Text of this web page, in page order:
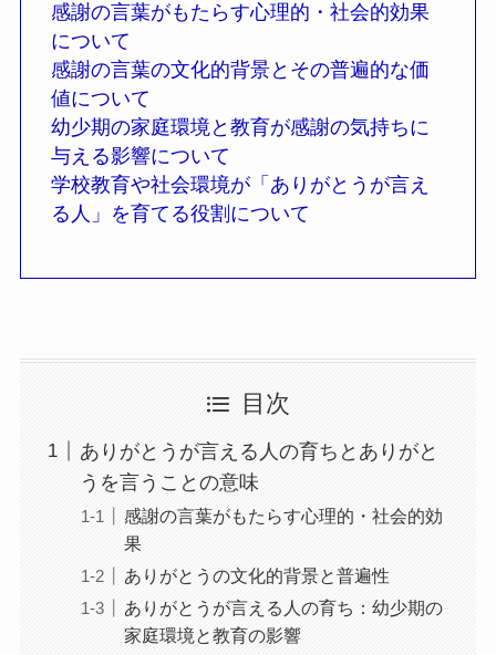
感謝の言葉がもたらす心理的・社会的効果
について
感謝の言葉の文化的背景とその普遍的な価
値について
幼少期の家庭環境と教育が感謝の気持ちに
与える影響について
学校教育や社会環境が「ありがとうが言え
る人」を育てる役割について
目次
ありがとうが言える人の育ちとありがと
うを言うことの意味
感謝の言葉がもたらす心理的・社会的効
果
ありがとうの文化的背景と普遍性
ありがとうが言える人の育ち：幼少期の
家庭環境と教育の影響